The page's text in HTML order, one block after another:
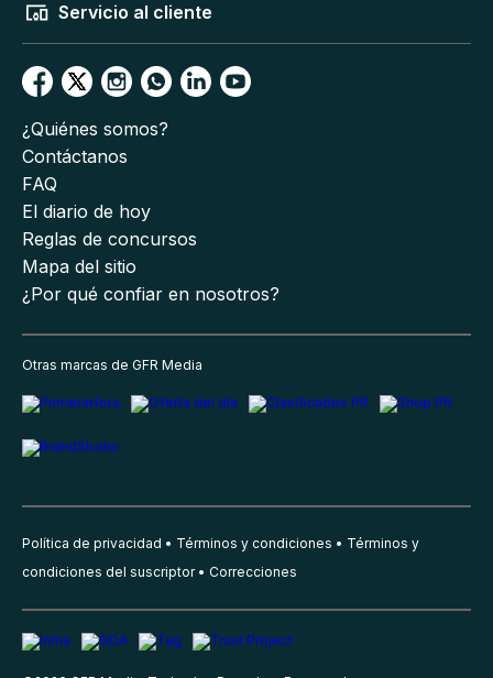
Servicio al cliente
¿Quiénes somos?
Contáctanos
FAQ
El diario de hoy
Reglas de concursos
Mapa del sitio
¿Por qué confiar en nosotros?
Otras marcas de GFR Media
Política de privacidad Términos y condiciones
Términos y
condiciones del suscriptor
Correcciones